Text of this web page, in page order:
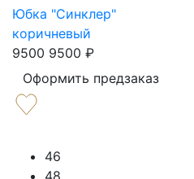
Юбка "Синклер"
коричневый
9500 9500 ₽
Оформить предзаказ
46
48